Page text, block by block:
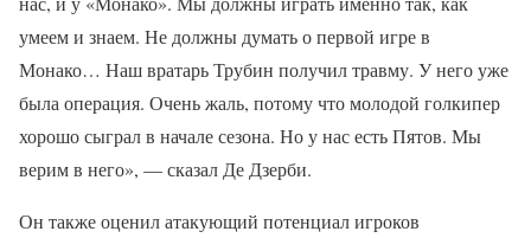
умеем и знаем. Не должны думать о первой игре в
Монако… Наш вратарь Трубин получил травму. У него уже
была операция. Очень жаль, потому что молодой голкипер
хорошо сыграл в начале сезона. Но у нас есть Пятов. Мы
верим в него», — сказал Де Дзерби.
Он также оценил атакующий потенциал игроков